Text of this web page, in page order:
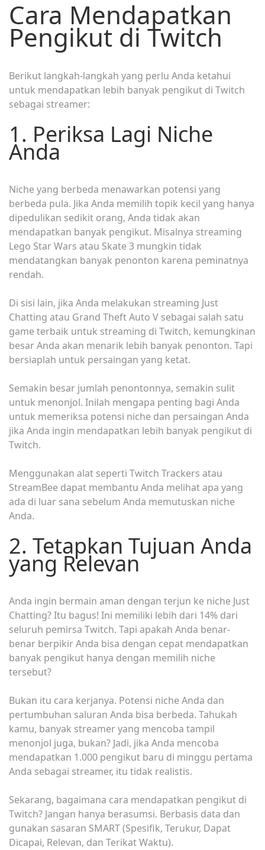
Cara Mendapatkan
Pengikut di Twitch
Berikut langkah-langkah yang perlu Anda ketahui
untuk mendapatkan lebih banyak pengikut di Twitch
sebagai streamer:
1. Periksa Lagi Niche
Anda
Niche yang berbeda menawarkan potensi yang
berbeda pula. Jika Anda memilih topik kecil yang hanya
dipedulikan sedikit orang, Anda tidak akan
mendapatkan banyak pengikut. Misalnya streaming
Lego Star Wars atau Skate 3 mungkin tidak
mendatangkan banyak penonton karena peminatnya
rendah.
Di sisi lain, jika Anda melakukan streaming Just
Chatting atau Grand Theft Auto V sebagai salah satu
game terbaik untuk streaming di Twitch, kemungkinan
besar Anda akan menarik lebih banyak penonton. Tapi
bersiaplah untuk persaingan yang ketat.
Semakin besar jumlah penontonnya, semakin sulit
untuk menonjol. Inilah mengapa penting bagi Anda
untuk memeriksa potensi niche dan persaingan Anda
jika Anda ingin mendapatkan lebih banyak pengikut di
Twitch.
Menggunakan alat seperti Twitch Trackers atau
StreamBee dapat membantu Anda melihat apa yang
ada di luar sana sebelum Anda memutuskan niche
Anda.
2. Tetapkan Tujuan Anda
yang Relevan
Anda ingin bermain aman dengan terjun ke niche Just
Chatting? Itu bagus! Ini memiliki lebih dari 14% dari
seluruh pemirsa Twitch. Tapi apakah Anda benar-
benar berpikir Anda bisa dengan cepat mendapatkan
banyak pengikut hanya dengan memilih niche
tersebut?
Bukan itu cara kerjanya. Potensi niche Anda dan
pertumbuhan saluran Anda bisa berbeda. Tahukah
kamu, banyak streamer yang mencoba tampil
menonjol juga, bukan? Jadi, jika Anda mencoba
mendapatkan 1.000 pengikut baru di minggu pertama
Anda sebagai streamer, itu tidak realistis.
Sekarang, bagaimana cara mendapatkan pengikut di
Twitch? Jangan hanya berasumsi. Berbasis data dan
gunakan sasaran SMART (Spesifik, Terukur, Dapat
Dicapai, Relevan, dan Terikat Waktu).